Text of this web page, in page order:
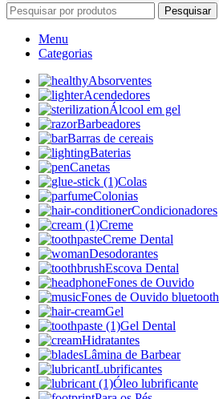
Pesquisar
Menu
Categorias
Absorventes
Acendedores
Álcool em gel
Barbeadores
Barras de cereais
Baterias
Canetas
Colas
Colonias
Condicionadores
Creme
Creme Dental
Desodorantes
Escova Dental
Fones de Ouvido
Fones de Ouvido bluetooth
Gel
Gel Dental
Hidratantes
Lâmina de Barbear
Lubrificantes
Óleo lubrificante